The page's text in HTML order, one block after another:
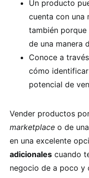
Un producto
cuenta con una
también
de una manera
Conoce a
cómo
potencial de
Vender productos
marketplace o de
en una excelente
adicionales cuando
negocio de a poco y